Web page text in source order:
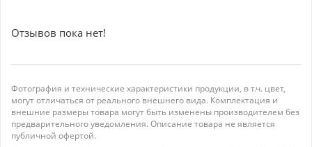
Отзывов пока нет!
Фотография и технические характеристики продукции, в т.ч. цвет,
могут отличаться от реального внешнего вида. Комплектация и
внешние размеры товара могут быть изменены производителем без
предварительного уведомления. Описание товара не является
публичной офертой.